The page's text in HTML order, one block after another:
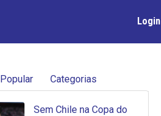
Login
Popular Categorias
Sem Chile na Copa do